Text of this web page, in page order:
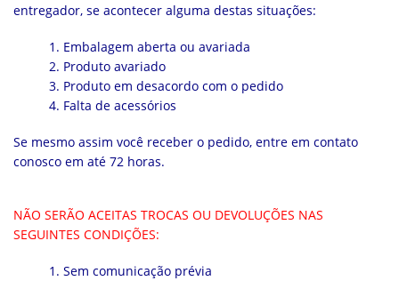
entregador, se acontecer alguma destas situações:
1. Embalagem aberta ou avariada
2. Produto avariado
3. Produto em desacordo com o pedido
4. Falta de acessórios
Se mesmo assim você receber o pedido, entre em contato
conosco em até 72 horas.
NÃO SERÃO ACEITAS TROCAS OU DEVOLUÇÕES NAS
SEGUINTES CONDIÇÕES:
1. Sem comunicação prévia